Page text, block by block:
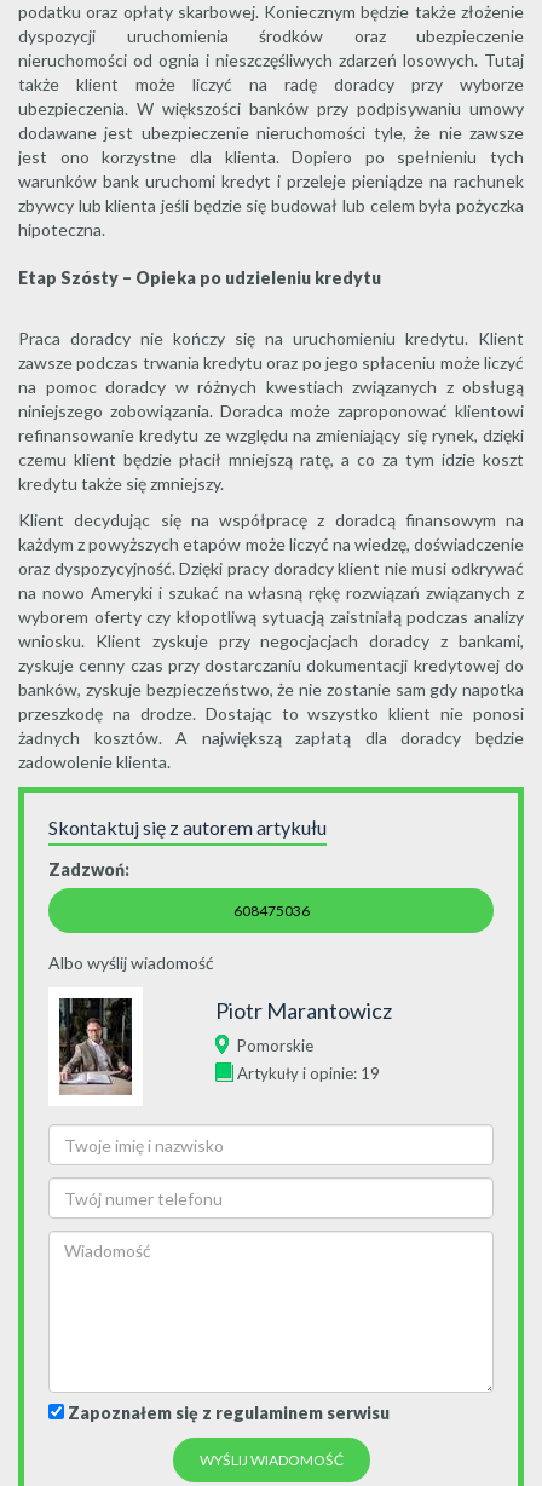
podatku oraz opłaty skarbowej. Koniecznym będzie także złożenie
dyspozycji uruchomienia środków oraz ubezpieczenie
nieruchomości od ognia i nieszczęśliwych zdarzeń losowych. Tutaj
także klient może liczyć na radę doradcy przy wyborze
ubezpieczenia. W większości banków przy podpisywaniu umowy
dodawane jest ubezpieczenie nieruchomości tyle, że nie zawsze
jest ono korzystne dla klienta. Dopiero po spełnieniu tych
warunków bank uruchomi kredyt i przeleje pieniądze na rachunek
zbywcy lub klienta jeśli będzie się budował lub celem była pożyczka
hipoteczna.
Etap Szósty – Opieka po udzieleniu kredytu
Praca doradcy nie kończy się na uruchomieniu kredytu. Klient
zawsze podczas trwania kredytu oraz po jego spłaceniu może liczyć
na pomoc doradcy w różnych kwestiach związanych z obsługą
niniejszego zobowiązania. Doradca może zaproponować klientowi
refinansowanie kredytu ze względu na zmieniający się rynek, dzięki
czemu klient będzie płacił mniejszą ratę, a co za tym idzie koszt
kredytu także się zmniejszy.
Klient decydując się na współpracę z doradcą finansowym na
każdym z powyższych etapów może liczyć na wiedzę, doświadczenie
oraz dyspozycyjność. Dzięki pracy doradcy klient nie musi odkrywać
na nowo Ameryki i szukać na własną rękę rozwiązań związanych z
wyborem oferty czy kłopotliwą sytuacją zaistniałą podczas analizy
wniosku. Klient zyskuje przy negocjacjach doradcy z bankami,
zyskuje cenny czas przy dostarczaniu dokumentacji kredytowej do
banków, zyskuje bezpieczeństwo, że nie zostanie sam gdy napotka
przeszkodę na drodze. Dostając to wszystko klient nie ponosi
żadnych kosztów. A największą zapłatą dla doradcy będzie
zadowolenie klienta.
Skontaktuj się z autorem artykułu
Zadzwoń:
608475036
Albo wyślij wiadomość
Piotr Marantowicz
Pomorskie
Artykuły i opinie: 19
Zapoznałem się z regulaminem serwisu